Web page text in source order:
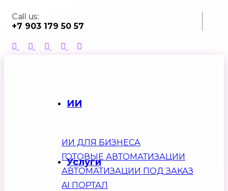
Call us:
+7 903 179 50 57
ИИ
ИИ ДЛЯ БИЗНЕСА
ГОТОВЫЕ АВТОМАТИЗАЦИИ
АВТОМАТИЗАЦИИ ПОД ЗАКАЗ
AI ПОРТАЛ
Услуги